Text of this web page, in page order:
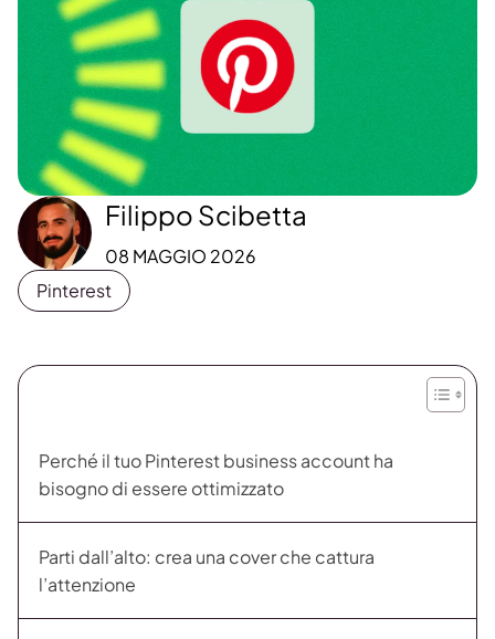
Filippo Scibetta
08 MAGGIO 2026
Pinterest
Perché il tuo Pinterest business account ha
bisogno di essere ottimizzato
Parti dall’alto: crea una cover che cattura
l’attenzione